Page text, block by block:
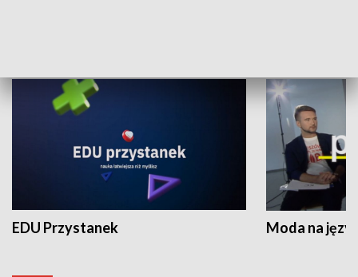
EDU Przystanek Moda na